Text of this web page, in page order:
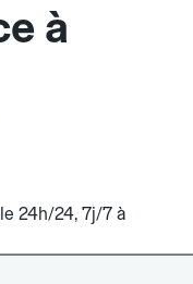
à
24h/24, 7j/7 à